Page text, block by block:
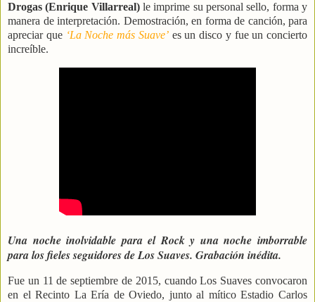
Drogas (Enrique Villarreal)le imprime su personal sello, forma y
manera de interpretación. Demostración, en forma de canción, para
apreciar que ‘La Noche más Suave’es un disco y fue un concierto
increíble.
Una noche inolvidable para el Rock y una noche imborrable
para los fieles seguidores de Los Suaves. Grabación inédita.
Fue un 11 de septiembre de 2015, cuando Los Suaves convocaron
en el Recinto La Ería de Oviedo, junto al mítico Estadio Carlos